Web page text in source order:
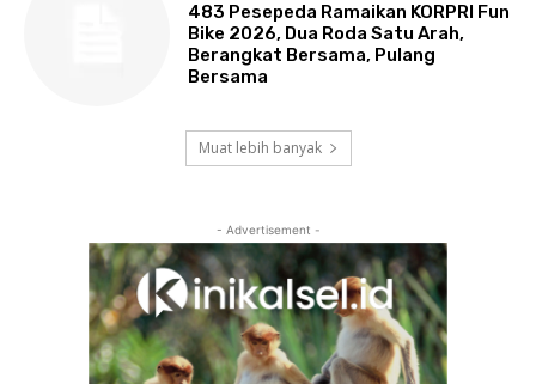
483 Pesepeda Ramaikan KORPRI Fun
Bike 2026, Dua Roda Satu Arah,
Berangkat Bersama, Pulang
Bersama
Muat lebih banyak
- Advertisement -